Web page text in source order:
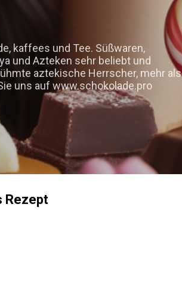
kaffees und Tee. Süßwaren,
und Azteken sehr beliebt und
aztekische Herrscher, mehr als
uns auf www.schokolade.pro
Rezept